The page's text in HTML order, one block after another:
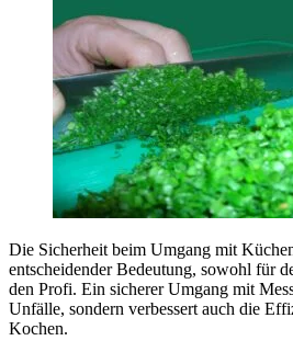
Die Sicherheit beim Umgang mit
entscheidender Bedeutung, sowohl für
den Profi. Ein sicherer Umgang mit
Unfälle, sondern verbessert auch die
Kochen.